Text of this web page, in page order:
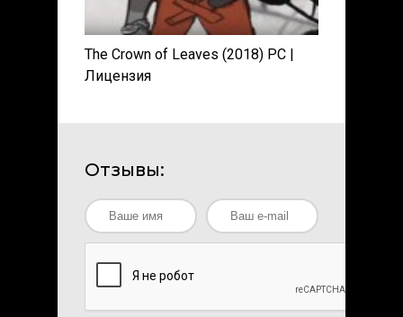
The Crown of Leaves (2018) PC |
Лицензия
Отзывы: